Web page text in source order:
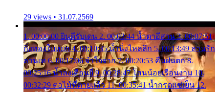
29 views • 31.07.2569
1. 00:00:00 ยินดีรับเดน 2. 00:03:44 น้ำตาอีสาน 3. 00:07:51
กิ่งทองใบหยก 4. 00:10:35 น้ำนิ่งไหลลึก 5. 00:13:49 ลานรัก
ลานเท 6. 00:17:06 จำใจจาก 7. 00:20:53 คืนฝนตก 8.
00:25:16 น้ำลงเดือนยี่ 9. 00:28:47 โสนน้อยเรือนงาม 10.
00:32:29 ตอไม้ที่ตายแล้ว 11. 00:35:41 น้ำกรดแช่เย็น 12.